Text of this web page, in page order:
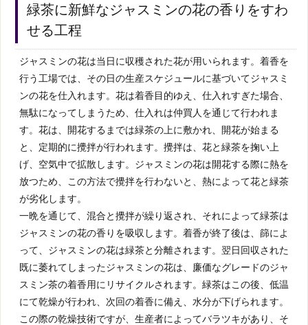
緑茶に新鮮なジャスミンの花の香りをすわ
せる工程
ジャスミンの花は当日に収穫された花が用いられます。着香を
行う工場では、その日の生産スケジュールに基づいてジャスミ
ンの花を仕入れます。花は着香目的ゆえ、仕入れすぎた場合、
無駄になってしまうため、仕入れは仲買人を通じて行われま
す。花は、開花するまでは緑茶の上に敷かれ、開花が始まる
と、定期的に攪拌が行われます。攪拌は、花と緑茶を掬い上
げ、空気中で拡散します。ジャスミンの花は開花する際に熱を
放つため、この方法で攪拌を行わないと、熱によって花と緑茶
が劣化します。
一晩を通じて、混合と攪拌が繰り返され、それによって緑茶は
ジャスミンの花の香りを吸収します。着香が終了後は、篩によ
って、ジャスミンの花は緑茶と分離されます。翌日回収された
既に萎れてしまったジャスミンの花は、廉価なグレードのジャ
スミン茶の着香用にリサイクルされます。緑茶はこの後、低温
にて乾燥が行われ、次回の着香に備え、水分が下げられます。
この際の乾燥技術ですが、生産者によってバラツキがあり、そ